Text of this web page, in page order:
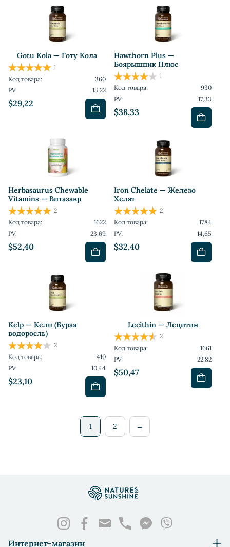
Gotu Kola — Готу Кола
$29,22
1
Код товара:
360
PV:
13,22
Hawthorn Plus —
Боярышник Плюс
$38,33
1
Код товара:
930
PV:
17,33
Herbasaurus Сhewable
Vitamins — Витазавр
$52,40
2
Код товара:
1622
PV:
23,69
Iron Chelate — Железо
Хелат
$32,40
2
Код товара:
1784
PV:
14,65
Kelp — Келп (Бурая
водоросль)
$23,10
2
Код товара:
410
PV:
10,44
Lecithin — Лецитин
$50,47
2
Код товара:
1661
PV:
22,82
1 2 →
Интернет-магазин